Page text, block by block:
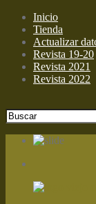
Inicio
Tienda
Actualizar
Revista 19-20
Revista 2021
Revista 2022